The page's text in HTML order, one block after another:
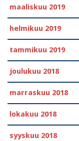
maaliskuu 2019
helmikuu 2019
tammikuu 2019
joulukuu 2018
marraskuu 2018
lokakuu 2018
syyskuu 2018